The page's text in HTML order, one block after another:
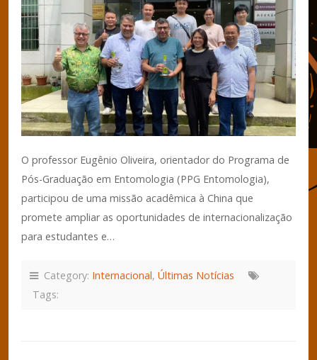
O professor Eugênio Oliveira, orientador do Programa de
Pós-Graduação em Entomologia (PPG Entomologia),
participou de uma missão acadêmica à China que
promete ampliar as oportunidades de internacionalização
para estudantes e…
Category: Internacional, Últimas Notícias
Tags: